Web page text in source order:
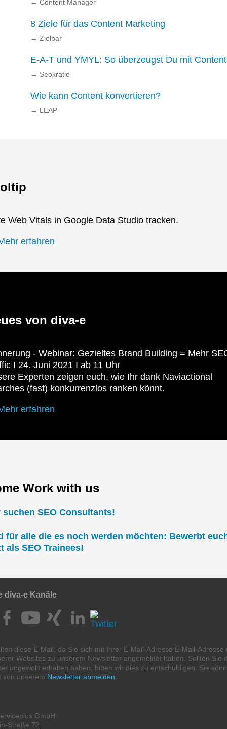
→ Content Manager
8 Ziele für das Content Marketing
→ Zielbar
E-A-T und YMYL: So überzeugst Du mit Content
→ Seokratie
Wie kann Content konvertieren?
→ LEAP
Web Vitals in Google Data Studio tracken.
erfahren
von diva-e
- Webinar: Gezieltes Brand Building = Mehr
I 24. Juni 2021 I ab 11 Uhr
Experten zeigen euch, wie Ihr dank Naviactional
(fast) konkurrenzlos ranken könnt.
erfahren
Work with us
suchen SEO Consultants!
für alle die es noch werden möchten: Bewerbt
als SEO Trainees!
diva-e Kanäle
diese E-Mail, da Sie sich mit Ihrer E-Mail-Adresse E-Mail-Adresse
Websites zu unserem Newsletter angemeldet haben. Sollten Sie
ungewollt erhalten haben, bitten wir dies zu entschuldigen: Sie
von unserem Newsletter abmelden
GmbH
Straße 72